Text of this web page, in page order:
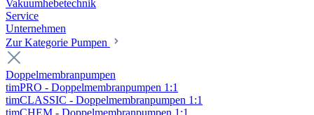
Vakuumhebetechnik
Service
Unternehmen
Zur Kategorie Pumpen
Doppelmembranpumpen
timPRO - Doppelmembranpumpen 1:1
timCLASSIC - Doppelmembranpumpen 1:1